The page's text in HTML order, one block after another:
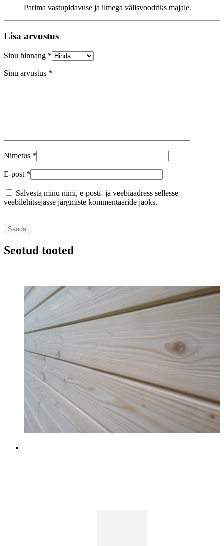
Parima vastupidavuse ja ilmega välisvoodriks majale.
Lisa arvustus
Sinu hinnang *
Sinu arvustus *
Nimetus *
E-post *
Salvesta minu nimi, e-posti- ja veebiaadress sellesse
veebilehitsejasse järgmiste kommentaaride jaoks.
Seotud tooted